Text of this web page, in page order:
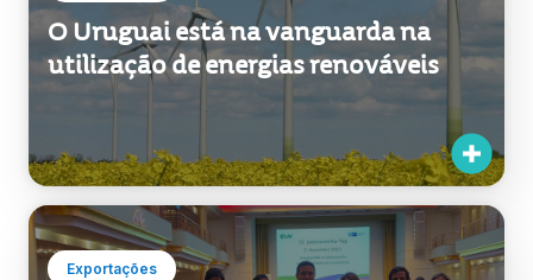
O Uruguai está na vanguarda na
utilização de energias renováveis
Exportações